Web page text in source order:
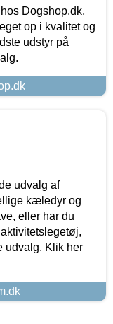
Dogshop.dk,
op i kvalitet og
udstyr på
udvalg af
kæledyr og
eller har du
udvalg. Klik her